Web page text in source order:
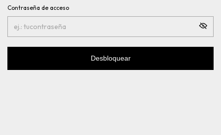
Contraseña de acceso
Desbloquear